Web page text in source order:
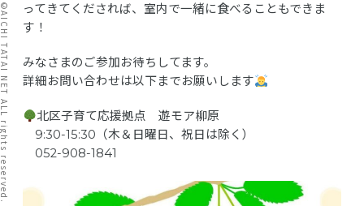
rights reserved.
ってきてくだされば、室内で一緒に食べることもできま
す！
みなさまのご参加お待ちしてます。
詳細お問い合わせは以下までお願いします
北区子育て応援拠点 遊モア柳原
9:30-15:30（木＆日曜日、祝日は除く）
052-908-1841